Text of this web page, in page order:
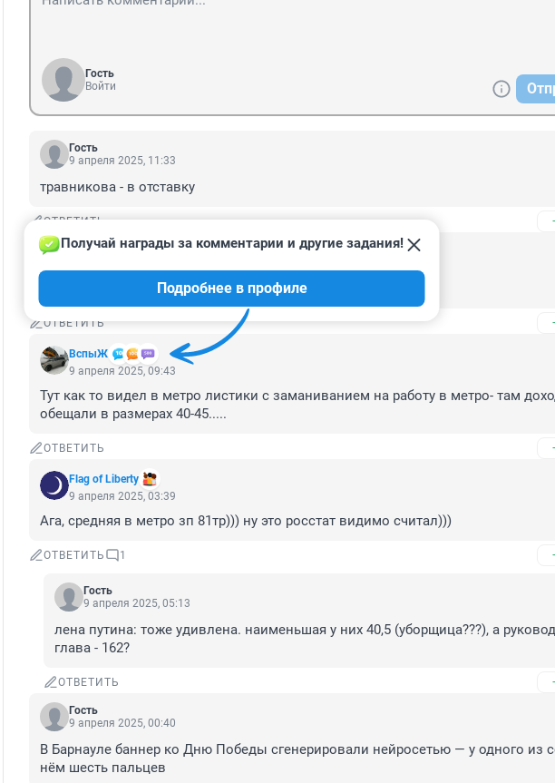
Гость
Войти
Гость
9 апреля 2025, 11:33
травникова - в отставку
ОТВЕТИТЬ
Гость
Ага кто отключит себя от миллионов 😀
ОТВЕТИТЬ
ВспыЖ
Получай награды за комментарии и другие задания!
Подробнее в профиле
9 апреля 2025, 09:43
Тут как то видел в метро листики с заманиванием на работу в метро- там
обещали в размерах 40-45.....
ОТВЕТИТЬ
Flag of Liberty
9 апреля 2025, 03:39
Ага, средняя в метро зп 81тр))) ну это росстат видимо считал)))
ОТВЕТИТЬ 1
Гость
9 апреля 2025, 05:13
лена путина: тоже удивлена. наименьшая у них 40,5 (уборщица???), а
глава - 162?
ОТВЕТИТЬ
Гость
9 апреля 2025, 00:40
В Барнауле баннер ко Дню Победы сгенерировали нейросетью — у одного из
нём шесть пальцев